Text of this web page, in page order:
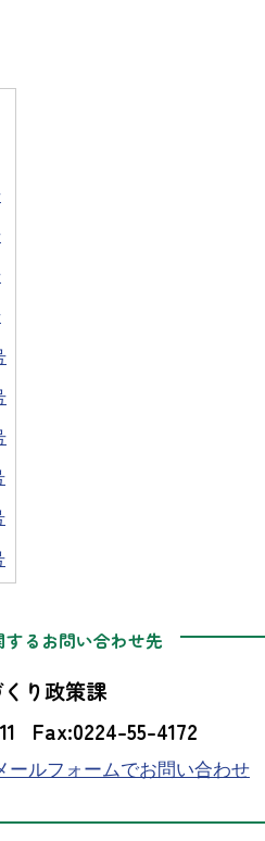
するお問い合わせ先
り政策課
Fax:0224-55-4172
ールフォームでお問い合わせ